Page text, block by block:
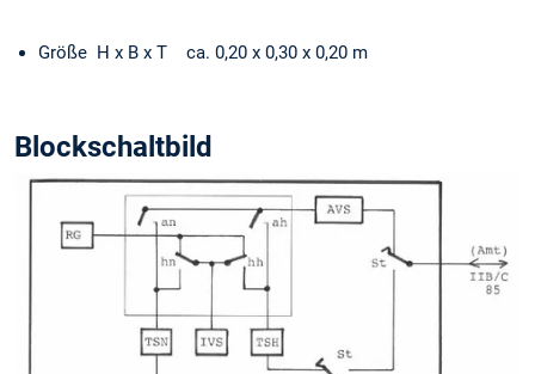
Größe H x B x T ca. 0,20 x 0,30 x 0,20 m
Blockschaltbild